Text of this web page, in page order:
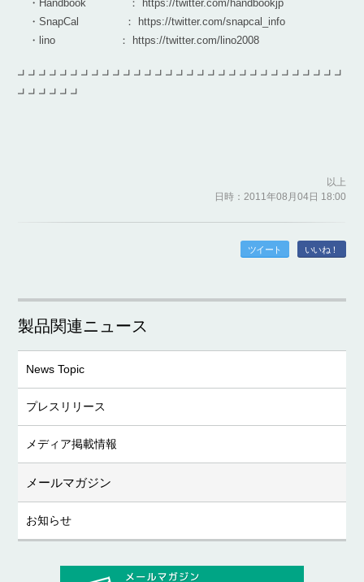
・Handbook ： https://twitter.com/handbookjp
・SnapCal ： https://twitter.com/snapcal_info
・lino ： https://twitter.com/lino2008
┛┛┛┛┛┛┛┛┛┛┛┛┛┛┛┛┛┛┛┛┛┛┛┛┛┛┛┛┛┛┛
┛┛┛┛┛┛
以上
日時：2011年08月04日 18:00
ツイート いいね！
製品関連ニュース
News Topic
プレスリリース
メディア掲載情報
メールマガジン
お知らせ